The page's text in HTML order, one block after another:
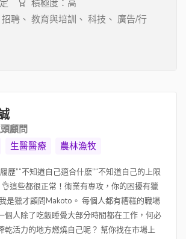
積極度：高
招聘、 教育與培訓、 科技、 廣告/行
顧問
生醫醫療 農林漁牧
歷”“不知道自己適合什麽”“不知道自己的上限
👌這些都很正常！術業有專攻，你的困擾有獵
是獵才顧問Makoto。 每個人都有糟糕的職場
個人除了吃飯睡覺大部分時間都在工作，何必
乾活力的地方燃燒自己呢？ 幫你找在市場上